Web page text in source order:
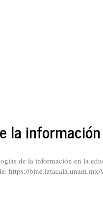
la
de la información en la
https://